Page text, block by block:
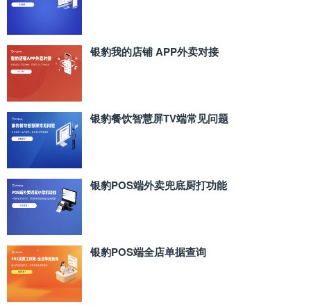
银豹我的店铺 APP外卖对接
银豹餐饮智慧屏TV端常见问题
银豹POS端外卖兜底厨打功能
银豹POS端全店单据查询